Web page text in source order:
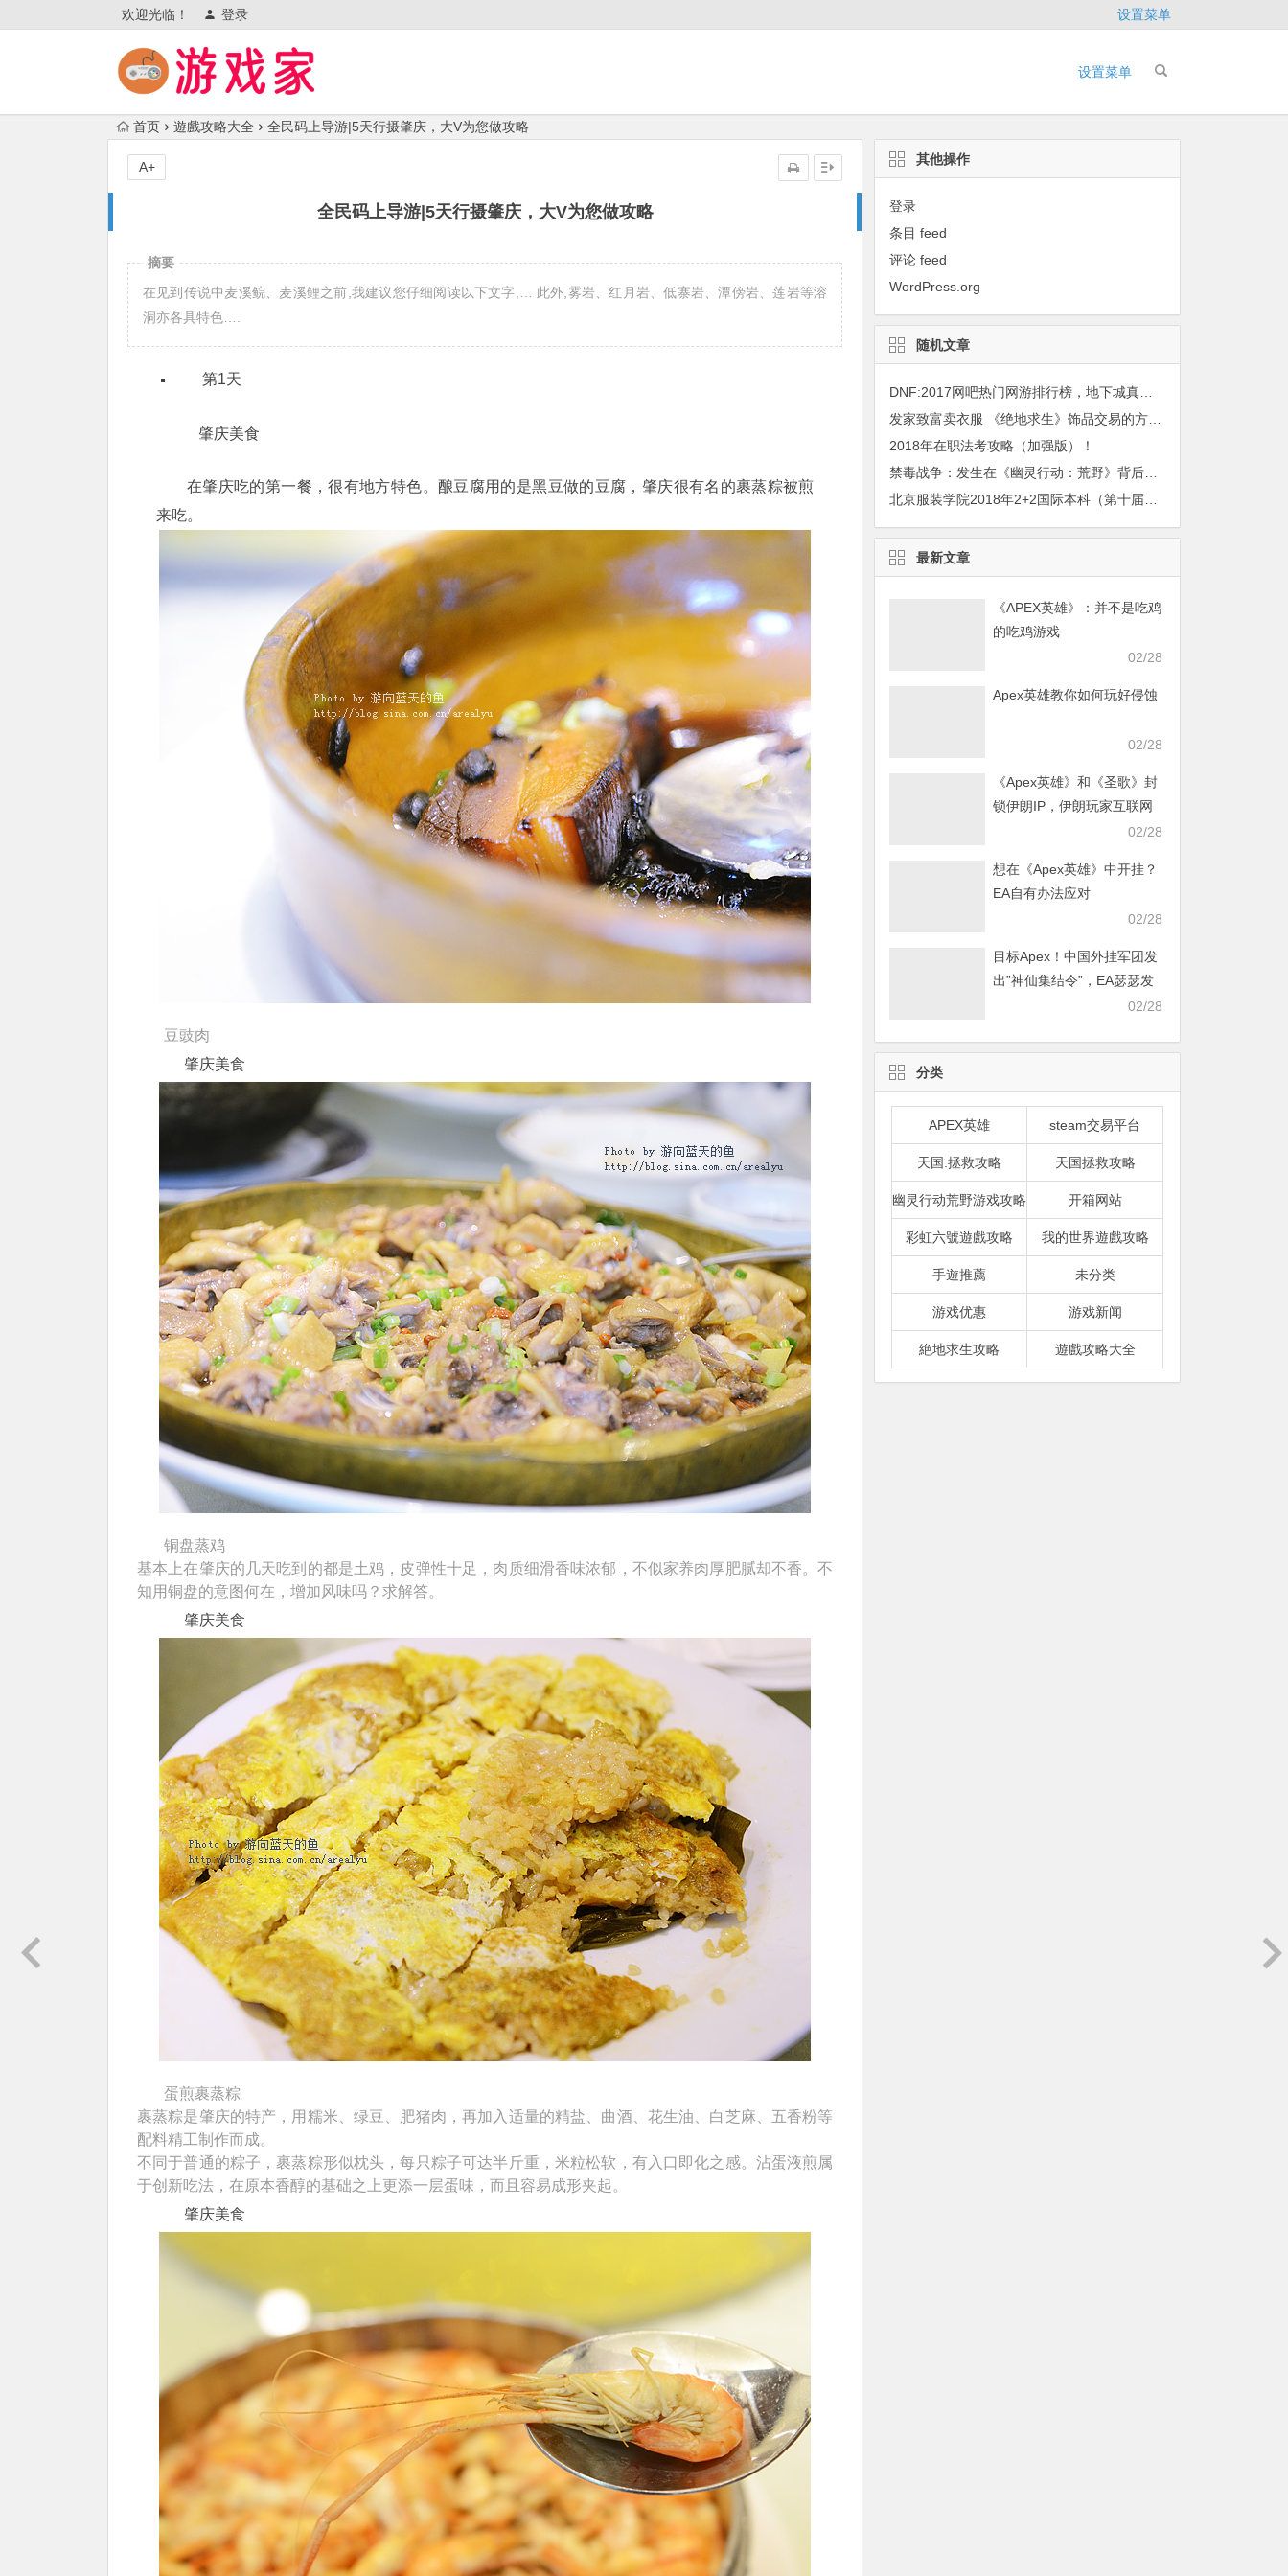
欢迎光临！ 登录 设置菜单
设置菜单
首页 遊戲攻略大全 全民码上导游|5天行摄肇庆，大V为您做攻略
全民码上导游|5天行摄肇庆，大V为您做攻略
A+
摘要
在见到传说中麦溪鲩、麦溪鲤之前,我建议您仔细阅读以下文字,… 此外,雾岩、红月岩、低寨岩、潭傍岩、莲岩等溶
洞亦各具特色….
第1天
肇庆美食
在肇庆吃的第一餐，很有地方特色。酿豆腐用的是黑豆做的豆腐，肇庆很有名的裹蒸粽被煎
来吃。
豆豉肉
肇庆美食
铜盘蒸鸡
基本上在肇庆的几天吃到的都是土鸡，皮弹性十足，肉质细滑香味浓郁，不似家养肉厚肥腻却不香。不
知用铜盘的意图何在，增加风味吗？求解答。
肇庆美食
蛋煎裹蒸粽
裹蒸粽是肇庆的特产，用糯米、绿豆、肥猪肉，再加入适量的精盐、曲酒、花生油、白芝麻、五香粉等
配料精工制作而成。
不同于普通的粽子，裹蒸粽形似枕头，每只粽子可达半斤重，米粒松软，有入口即化之感。沾蛋液煎属
于创新吃法，在原本香醇的基础之上更添一层蛋味，而且容易成形夹起。
肇庆美食
其他操作
登录
条目 feed
评论 feed
WordPress.org
随机文章
DNF:2017网吧热门网游排行榜，地下城真的要黄了？
发家致富卖衣服 《绝地求生》饰品交易的方法详解
2018年在职法考攻略（加强版）！
禁毒战争：发生在《幽灵行动：荒野》背后的真实故事
最新文章
《APEX英雄》：并不是吃鸡
的吃鸡游戏
02/28
Apex英雄教你如何玩好侵蚀
02/28
《Apex英雄》和《圣歌》封
锁伊朗IP，伊朗玩家互联网
02/28
想在《Apex英雄》中开挂？
EA自有办法应对
02/28
目标Apex！中国外挂军团发
出”神仙集结令”，EA瑟瑟发
02/28
分类
APEX英雄 steam交易平台
天国:拯救攻略 天国拯救攻略
幽灵行动荒野游戏攻略 开箱网站
彩虹六號遊戲攻略 我的世界遊戲攻略
手遊推薦 未分类
游戏优惠 游戏新闻
絶地求生攻略 遊戲攻略大全